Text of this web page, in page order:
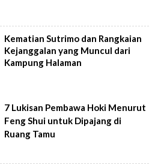
Kematian Sutrimo dan Rangkaian
Kejanggalan yang Muncul dari
Kampung Halaman
7 Lukisan Pembawa Hoki Menurut
Feng Shui untuk Dipajang di
Ruang Tamu